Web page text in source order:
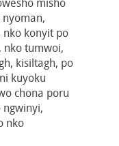
konyit po
nko tumwoi,
kisiltagh, po
kuyoku
chona poru
ngwinyi,
nko